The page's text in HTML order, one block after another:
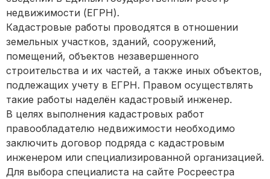
недвижимости (ЕГРН).
Кадастровые работы проводятся в отношении
земельных участков, зданий, сооружений,
помещений, объектов незавершенного
строительства и их частей, а также иных объектов,
подлежащих учету в ЕГРН. Правом осуществлять
такие работы наделён кадастровый инженер.
В целях выполнения кадастровых работ
правообладателю недвижимости необходимо
заключить договор подряда с кадастровым
инженером или специализированной организацией.
Для выбора специалиста на сайте Росреестра